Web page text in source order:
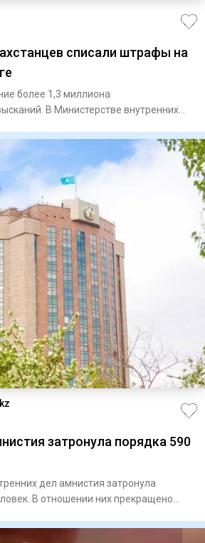
списали штрафы на
более 1,3 миллиона
В Министерстве внутренних
затронула порядка 590
дел амнистия затронула
В отношении них прекращено